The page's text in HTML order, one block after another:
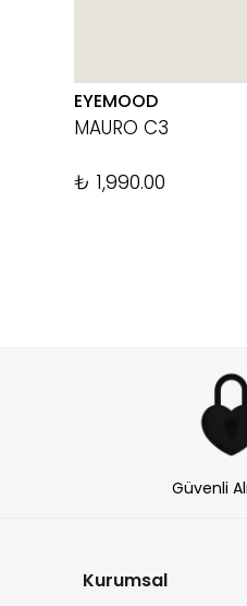
EYEMOOD
MAURO C3
₺ 1,990.00
Güvenli
Kurumsal